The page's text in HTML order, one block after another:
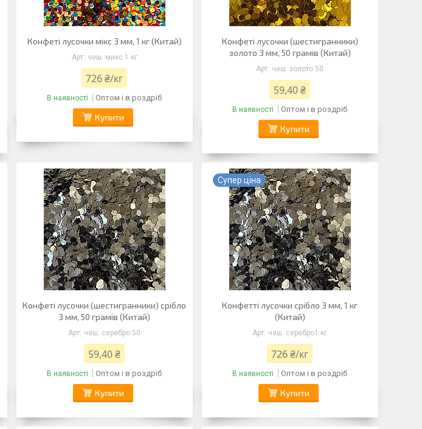
Конфеті лусочки мікс 3 мм, 1 кг (Китай)
чеш. микс 1 кг
726 ₴/кг
В наявності Оптом і в роздріб
Купити
Конфеті лусочки (шестигранники)
золото 3 мм, 50 грамів (Китай)
чеш. золото 50
59,40 ₴
В наявності Оптом і в роздріб
Купити
Конфеті лусочки (шестигранники) срібло
3 мм, 50 грамів (Китай)
чеш. серебро 50
59,40 ₴
В наявності Оптом і в роздріб
Купити
Супер ціна
Конфетті лусочки срібло 3 мм, 1 кг
(Китай)
чеш. серебро1 кг
726 ₴/кг
В наявності Оптом і в роздріб
Купити